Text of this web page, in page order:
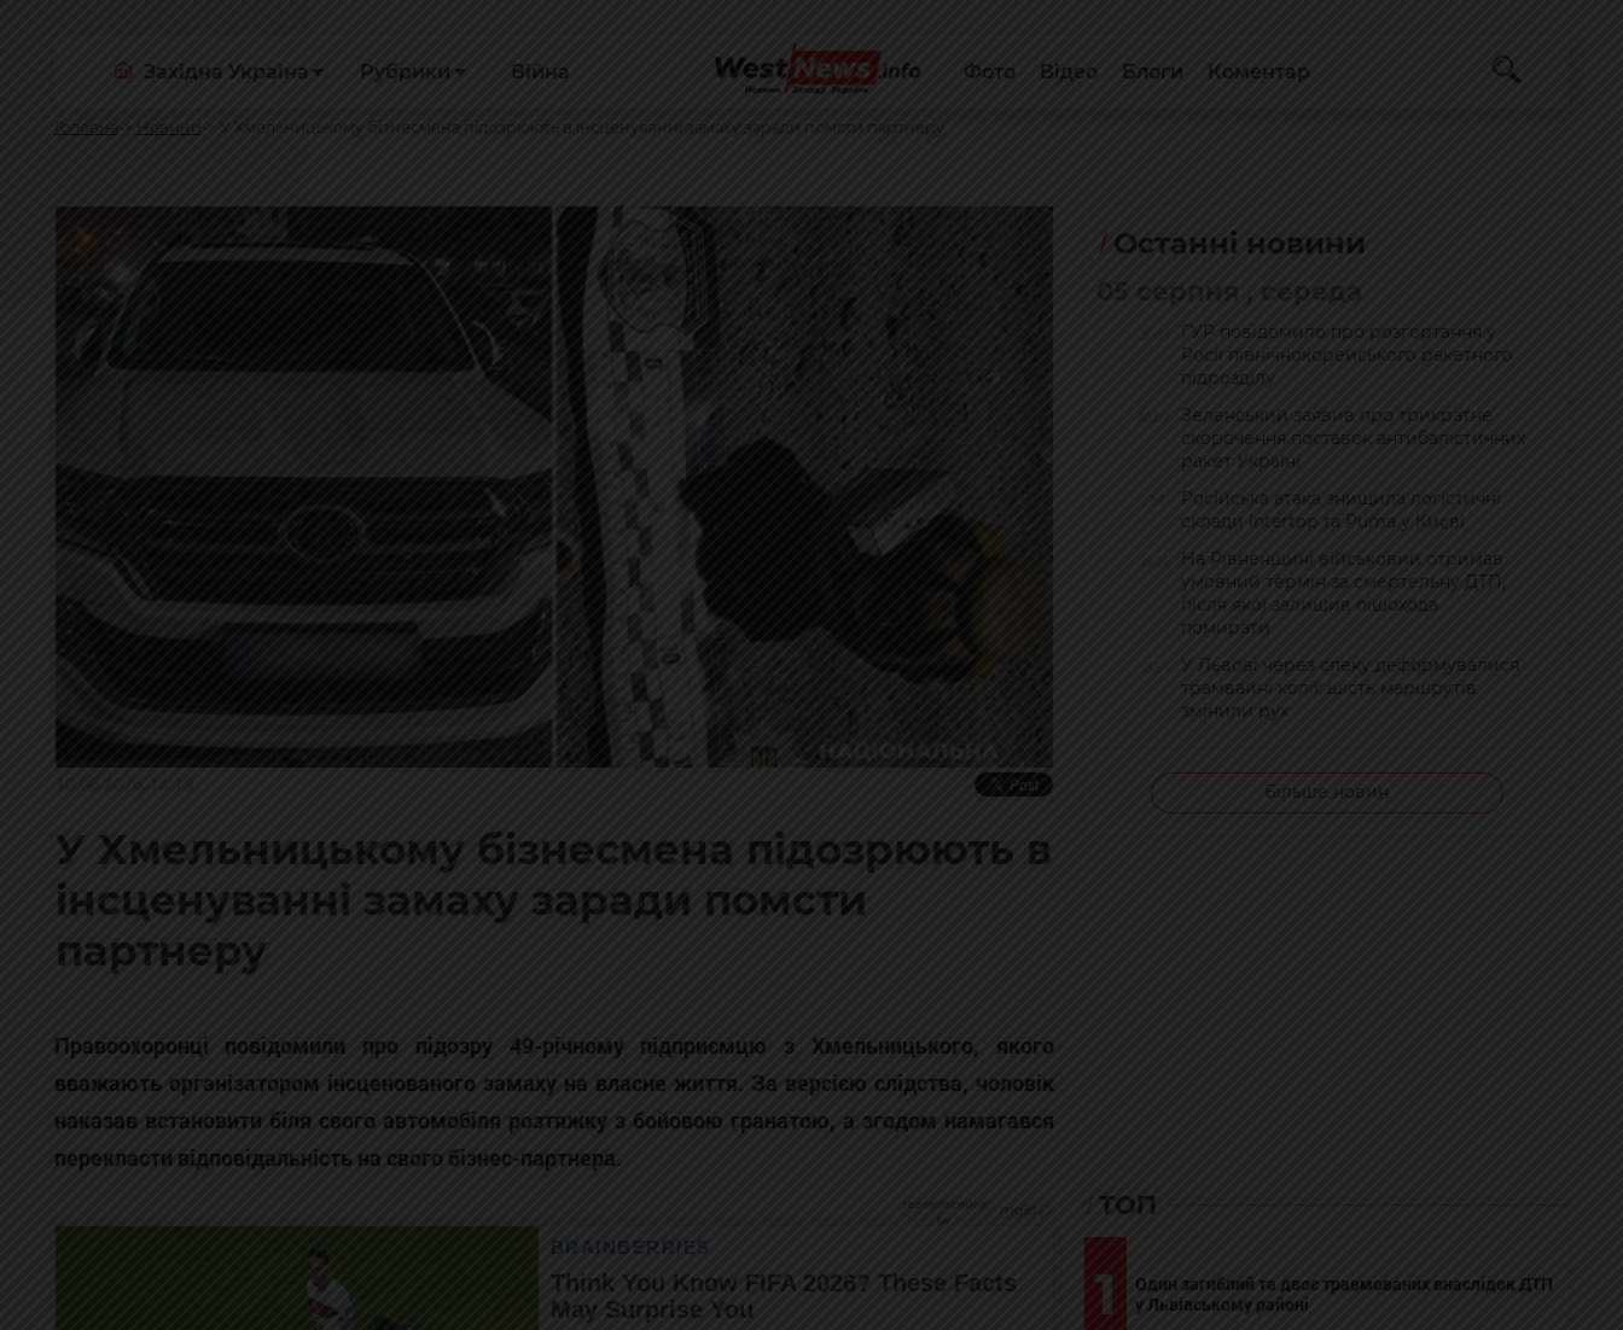
Західна Україна Рубрики Війна Фото Відео Блоги Коментар
Головна Новини У Хмельницькому бізнесмена підозрюють в інсценуванні замаху заради помсти партнеру
У Хмельницькому бізнесмена підозрюють в
інсценуванні замаху заради помсти
партнеру
Правоохоронці повідомили про підозру 49-річному підприємцю з Хмельницького, якого
вважають організатором інсценованого замаху на власне життя. За версією слідства, чоловік
наказав встановити біля свого автомобіля розтяжку з бойовою гранатою, а згодом намагався
перекласти відповідальність на свого бізнес-партнера.
Останні новини
05 серпня , середа
ГУР повідомило про розгортання у
Росії північнокорейського ракетного
підрозділу
Зеленський заявив про трикратне
скорочення поставок антибалістичних
ракет Україні
Російська атака знищила логістичні
склади Intertop та Puma у Києві
На Рівненщині військовий отримав
умовний термін за смертельну ДТП,
після якої залишив пішохода
помирати
У Львові через спеку деформувалися
трамвайні колії: шість маршрутів
змінили рух
Більше новин
ТОП
1
Один загиблий та двоє травмованих внаслідок ДТП
у Львівському районі